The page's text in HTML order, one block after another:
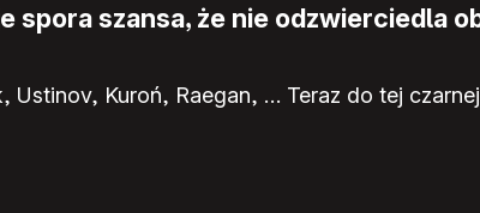
spora szansa, że nie odzwierciedla
Kuroń, Raegan, … Teraz do tej